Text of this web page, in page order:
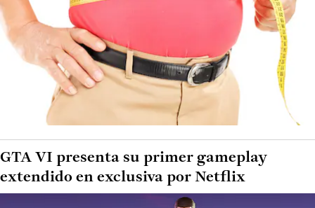
GTA VI presenta su primer gameplay
extendido en exclusiva por Netflix